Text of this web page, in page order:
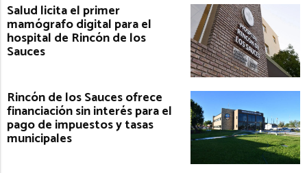
Salud licita el primer
mamógrafo digital para el
hospital de Rincón de los
Sauces
Rincón de los Sauces ofrece
financiación sin interés para el
pago de impuestos y tasas
municipales